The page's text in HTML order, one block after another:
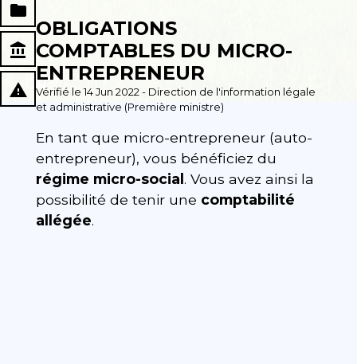
folder
account_balance
report_problem
OBLIGATIONS
COMPTABLES DU MICRO-
ENTREPRENEUR
Vérifié le 14 Jun 2022 - Direction de l'information légale
et administrative (Première ministre)
En tant que micro-entrepreneur (auto-
entrepreneur), vous bénéficiez du
régime micro-social . Vous avez ainsi la
possibilité de tenir une comptabilité
allégée.